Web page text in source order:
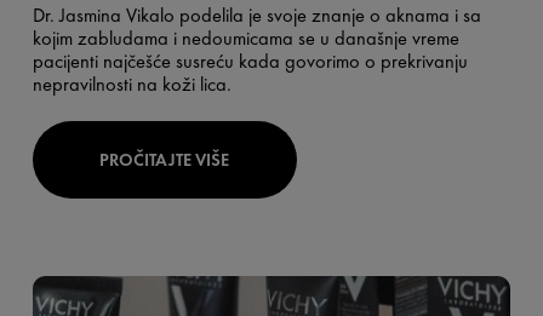
Dr. Jasmina Vikalo podelila je svoje znanje o aknama i sa
kojim zabludama i nedoumicama se u današnje vreme
pacijenti najčešće susreću kada govorimo o prekrivanju
nepravilnosti na koži lica.
PROČITAJTE VIŠE